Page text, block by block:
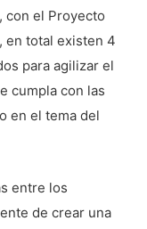
con el Proyecto
en total existen 4
para agilizar el
cumpla con las
en el tema del
entre los
de crear una